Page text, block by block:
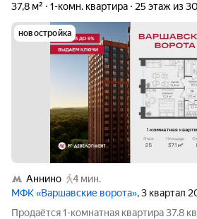
37,8 м²
1-комн. квартира 25 этаж из 30
новостройка
Аннино
4 мин.
МФК «Варшавские ворота», 3 квартал
Продаётся 1-комнатная квартира 37.8